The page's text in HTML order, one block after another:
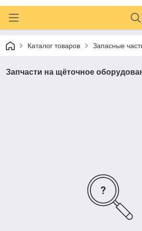
Каталог товаров Запасные
Запчасти на щёточное